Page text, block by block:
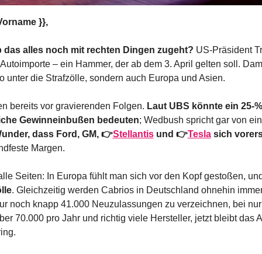
}},
das alles noch mit rechten Dingen zugeht? US-Präsident
– ein Hammer, der ab dem 3. April gelten soll.
unter die Strafzölle, sondern auch Europa und Asien.
bereits vor gravierenden Folgen. Laut UBS könnte ein 25-
Gewinneinbußen bedeuten; Wedbush spricht gar von
dass Ford, GM, 👉Stellantis und 👉Tesla sich
Margen.
Seiten: In Europa fühlt man sich vor den Kopf gestoßen,
. Gleichzeitig werden Cabrios in Deutschland ohnehin
noch knapp 41.000 Neuzulassungen zu verzeichnen, bei nur
70.000 pro Jahr und richtig viele Hersteller, jetzt bleibt das